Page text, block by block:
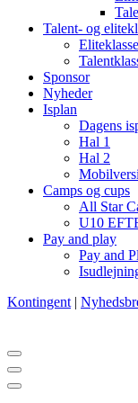
Talent- og
Sponsor
Nyheder
Isplan
Dagens
Hal 1
Hal 2
Camps og cups
All Star
U10
Pay and play
Pay and
Kontingent |
Navigation
menu
Navigation
menu